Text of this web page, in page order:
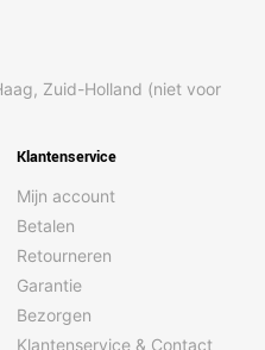
802.11g, Wi-Fi 4
Zuid-Holland (niet voor
Klantenservice
Mijn account
Betalen
Retourneren
Garantie
Bezorgen
Klantenservice & Contact